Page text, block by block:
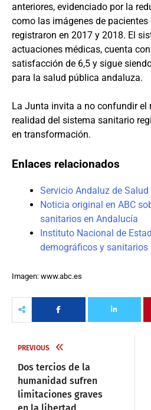
anteriores, evidenciado por la
como las imágenes de
registraron en 2017 y 2018. El
actuaciones médicas, cuenta
satisfacción de 6,5 y sigue
para la salud pública andaluza.
La Junta invita a no confundir el
realidad del sistema sanitario
en transformación.
Enlaces relacionados
Servicio Andaluz de
Noticia original en ABC
sanitarios en Andalucía
Instituto Nacional de
demográficos y sanitarios
Imagen: www.abc.es
PREVIOUS
Dos tercios de la
humanidad sufren
limitaciones graves